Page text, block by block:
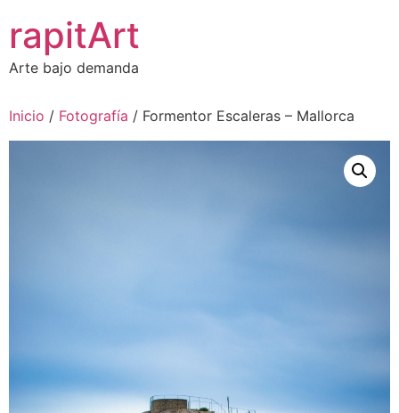
contenido
rapitArt
Arte bajo demanda
Inicio / Fotografía / Formentor Escaleras – Mallorca